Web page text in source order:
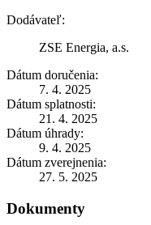
Dodávateľ:
ZSE Energia, a.s.
Dátum doručenia:
7. 4. 2025
Dátum splatnosti:
21. 4. 2025
Dátum úhrady:
9. 4. 2025
Dátum zverejnenia:
27. 5. 2025
Dokumenty